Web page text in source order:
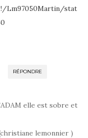
stat
RÉPONDRE
elle est sobre et
lemonnier )